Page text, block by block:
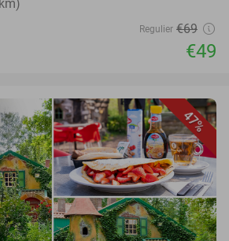
Regulier €69
€49
47%